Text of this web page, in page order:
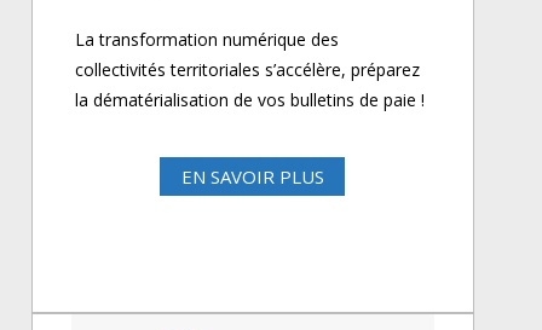
La transformation numérique des
collectivités territoriales s’accélère, préparez
la dématérialisation de vos bulletins de paie !
EN SAVOIR PLUS